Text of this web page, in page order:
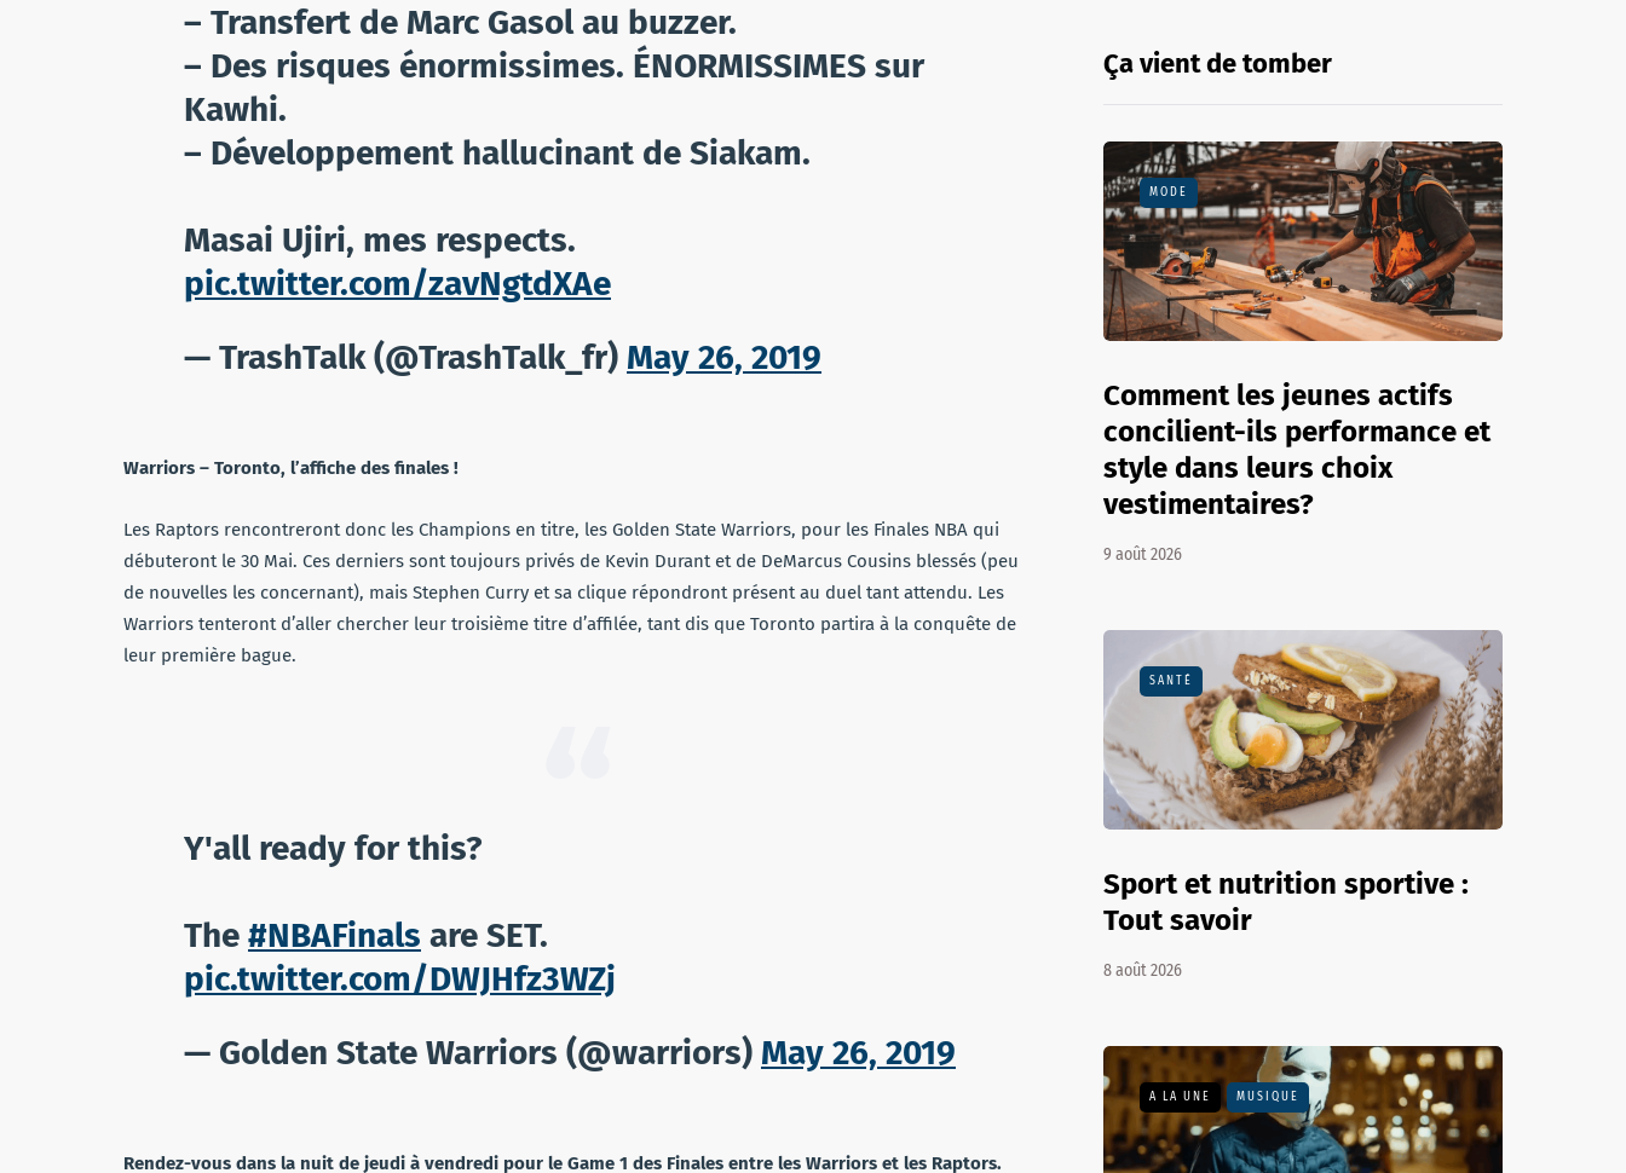
– Transfert de Marc Gasol au buzzer.
– Des risques énormissimes. ÉNORMISSIMES sur
Kawhi.
– Développement hallucinant de Siakam.
Masai Ujiri, mes respects.
pic.twitter.com/zavNgtdXAe
— TrashTalk (@TrashTalk_fr) May 26, 2019
Warriors – Toronto, l’affiche des finales !
Les Raptors rencontreront donc les Champions en titre, les Golden State Warriors, pour les Finales NBA qui
débuteront le 30 Mai. Ces derniers sont toujours privés de Kevin Durant et de DeMarcus Cousins blessés (peu
de nouvelles les concernant), mais Stephen Curry et sa clique répondront présent au duel tant attendu. Les
Warriors tenteront d’aller chercher leur troisième titre d’affilée, tant dis que Toronto partira à la conquête de
leur première bague.
Y'all ready for this?
The #NBAFinals are SET.
pic.twitter.com/DWJHfz3WZj
— Golden State Warriors (@warriors) May 26, 2019
Rendez-vous dans la nuit de jeudi à vendredi pour le Game 1 des Finales entre les Warriors et les Raptors.
Ça vient de tomber
MODE
Comment les jeunes actifs
concilient-ils performance et
style dans leurs choix
vestimentaires?
9 août 2026
SANTÉ
Sport et nutrition sportive :
Tout savoir
8 août 2026
A LA UNE MUSIQUE